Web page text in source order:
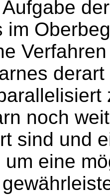
Aufgabe
im
noch
sind und
um eine